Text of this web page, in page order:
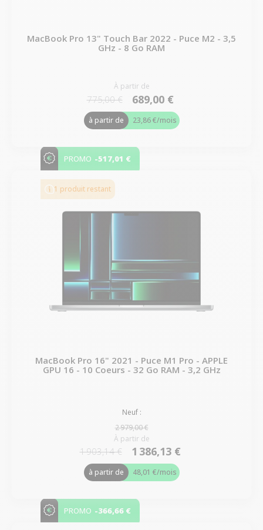
MacBook Pro 13" Touch Bar 2022 - Puce M2 - 3,5
GHz - 8 Go RAM
À partir de
775,00 € 689,00 €
à partir de 23,86 €/mois
PROMO -517,01 €
1 produit restant
MacBook Pro 16" 2021 - Puce M1 Pro - APPLE
GPU 16 - 10 Coeurs - 32 Go RAM - 3,2 GHz
Neuf :
2 979,00 €
À partir de
1 903,14 € 1 386,13 €
à partir de 48,01 €/mois
PROMO -366,66 €